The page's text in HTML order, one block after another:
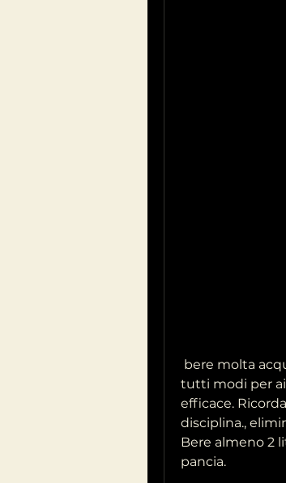
tutti modi per
efficace.
disciplina.,
Bere almeno 2
pancia.